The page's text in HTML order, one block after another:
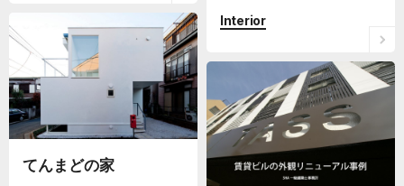
Interior
てんまどの家